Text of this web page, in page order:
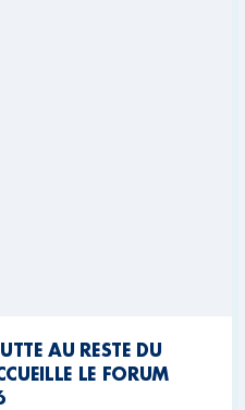
AU RESTE DU
LE FORUM